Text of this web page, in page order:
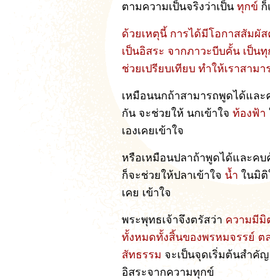
ตามความเป็นจริงว่าเป็น ทุกข์
ด้วยเหตุนี้ การได้มีโอกาสสัมผั
เป็นอิสระ จากภาวะบีบคั้น เป็น
ช่วยเปรียบเทียบ ทำให้เราสา
เหมือนนกถ้าสามารถพูดได้แล
กัน จะช่วยให้ นกเข้าใจ ท้องฟ้า
เองเคยเข้าใจ
หรือเหมือนปลาถ้าพูดได้และค
ก็จะช่วยให้ปลาเข้าใจ น้ำ ในมิ
เคย เข้าใจ
พระพุทธเจ้าจึงตรัสว่า ความมีมิ
ทั้งหมดทั้งสิ้นของพรหมจรรย์ ต
สัทธรรม จะเป็นจุดเริ่มต้นสำ
อิสระจากความทุกข์